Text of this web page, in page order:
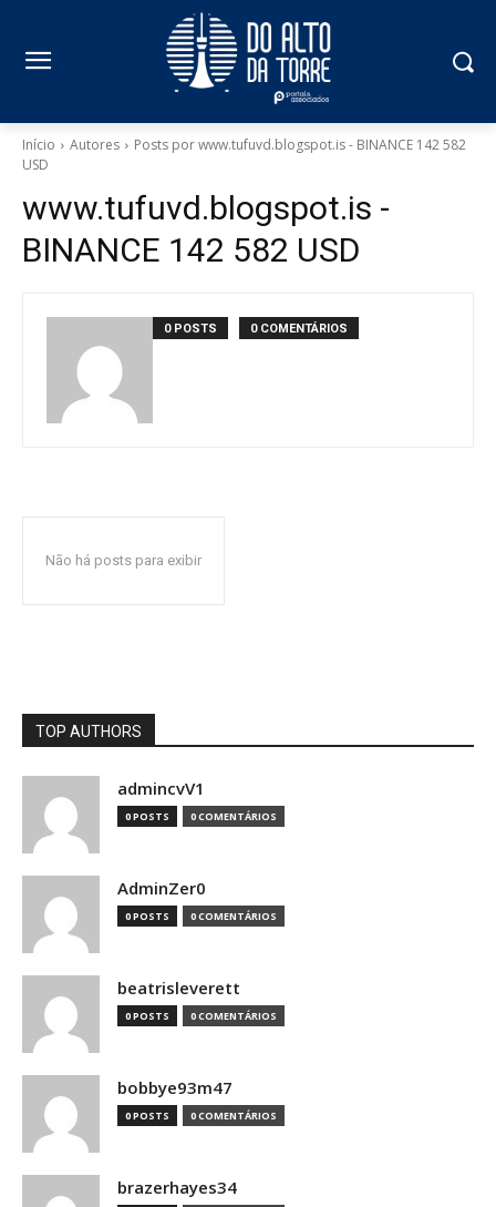
Início Autores
Posts por www.tufuvd.blogspot.is - BINANCE 142 582
USD
www.tufuvd.blogspot.is -
BINANCE 142 582 USD
0 POSTS 0 COMENTÁRIOS
Não há posts para exibir
TOP AUTHORS
admincvV1
0 POSTS 0 COMENTÁRIOS
AdminZer0
0 POSTS 0 COMENTÁRIOS
beatrisleverett
0 POSTS 0 COMENTÁRIOS
bobbye93m47
0 POSTS 0 COMENTÁRIOS
brazerhayes34